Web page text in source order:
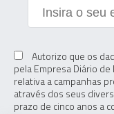
Autorizo que os
pela Empresa Diário
relativa a campanhas
através dos seus
prazo de cinco anos a